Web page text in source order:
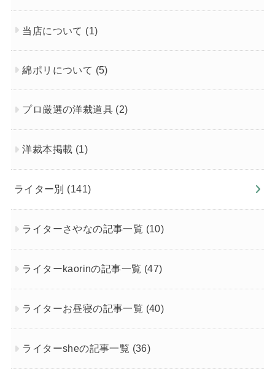
当店について (1)
綿ポリについて (5)
プロ厳選の洋裁道具 (2)
洋裁本掲載 (1)
ライター別 (141)
ライターさやなの記事一覧 (10)
ライターkaorinの記事一覧 (47)
ライターお昼寝の記事一覧 (40)
ライターsheの記事一覧 (36)